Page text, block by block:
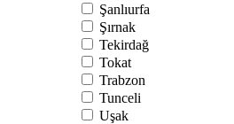
Şanlıurfa
Şırnak
Tekirdağ
Tokat
Trabzon
Tunceli
Uşak